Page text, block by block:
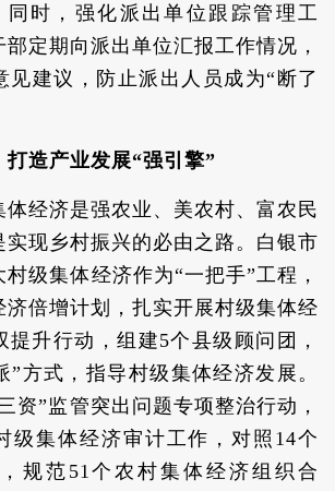
同时，强化派出单位跟踪管理工
定期向派出单位汇报工作情况，
见建议，防止派出人员成为“断了
打造产业发展“强引擎”
体经济是强农业、美农村、富农民
实现乡村振兴的必由之路。白银市
级集体经济作为“一把手”工程，
济倍增计划，扎实开展村级集体经
提升行动，组建5个县级顾问团，
”方式，指导村级集体经济发展。
资”监管突出问题专项整治行动，
级集体经济审计工作，对照14个
规范51个农村集体经济组织合